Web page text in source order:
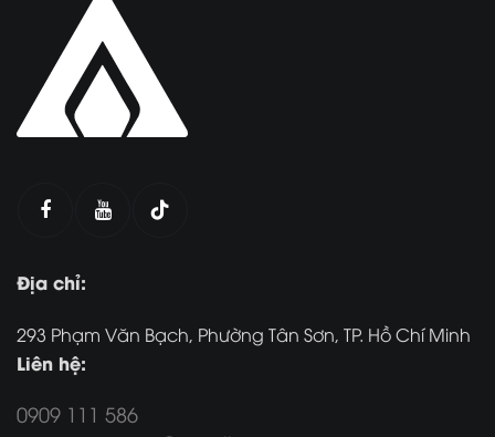
Địa chỉ:
293 Phạm Văn Bạch, Phường Tân Sơn, TP. Hồ Chí Minh
Liên hệ:
0909 111 586